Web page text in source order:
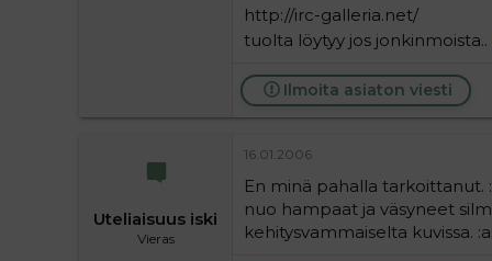
http://irc-galleria.net/
tuolta löytyy jos jonkinmoista..
Ilmoita asiaton viesti
Uteliaisuus iski
Vieras
16.01.2006
En minä pahalla tarkoittanut.
nuo hampaat ja väsyneet
kehitysvammaiselta kuvissa.